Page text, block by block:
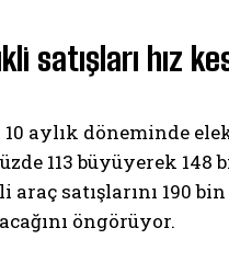
satışları hız
10 aylık döneminde
113 büyüyerek
satışlarını 190
öngörüyor.